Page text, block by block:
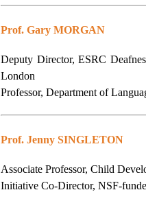
Prof. Gary MORGAN
Deputy Director, ESRC
London
Professor, Department of
Prof. Jenny SINGLETON
Associate Professor, Child
Initiative Co-Director, NSF-